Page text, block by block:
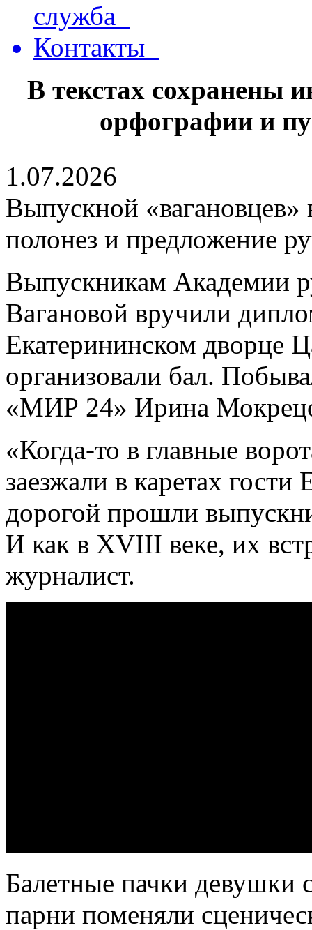
служба
Контакты
В текстах сохранены
орфографии и
1.07.2026
Выпускной
полонез и предложение
Выпускникам Академии
Вагановой вручили
Екатерининском дворце
организовали бал.
«МИР 24» Ирина
«Когда-то в главные
заезжали в каретах
дорогой прошли
И как в XVIII веке, их
журналист.
Балетные пачки девушки
парни поменяли